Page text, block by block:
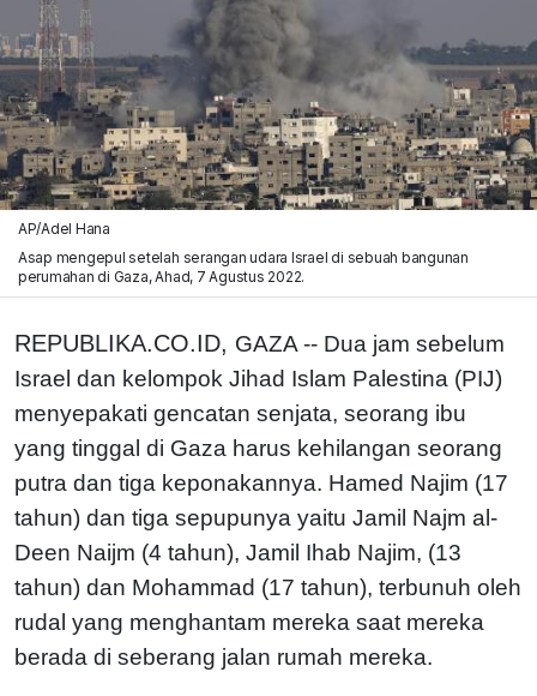
AP/Adel Hana
Asap mengepul setelah serangan udara Israel di sebuah bangunan
perumahan di Gaza, Ahad, 7 Agustus 2022.
REPUBLIKA.CO.ID, GAZA -- Dua jam sebelum
Israel dan kelompok Jihad Islam Palestina (PIJ)
menyepakati gencatan senjata, seorang ibu
yang tinggal di Gaza harus kehilangan seorang
putra dan tiga keponakannya. Hamed Najim (17
tahun) dan tiga sepupunya yaitu Jamil Najm al-
Deen Naijm (4 tahun), Jamil Ihab Najim, (13
tahun) dan Mohammad (17 tahun), terbunuh oleh
rudal yang menghantam mereka saat mereka
berada di seberang jalan rumah mereka.